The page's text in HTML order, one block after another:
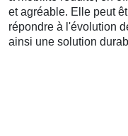
et agréable. Elle peut
répondre à l'évolution
ainsi une solution